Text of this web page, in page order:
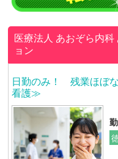
医療法人 あおぞら内科
ョン
日勤のみ！ 残業ほぼ
看護≫